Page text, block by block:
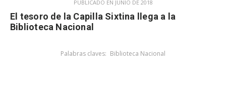
PUBLICADO EN JUNIO DE 2018
El tesoro de la Capilla Sixtina llega a la
Biblioteca Nacional
Palabras claves: Biblioteca Nacional